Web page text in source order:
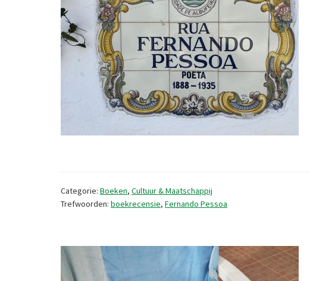
Categorie: Boeken, Cultuur & Maatschappij
Trefwoorden: boekrecensie, Fernando Pessoa